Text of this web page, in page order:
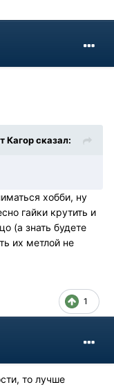
Кагор сказал:
хобби, ну
гайки крутить и
(а знать будете
их метлой не
1
то лучше